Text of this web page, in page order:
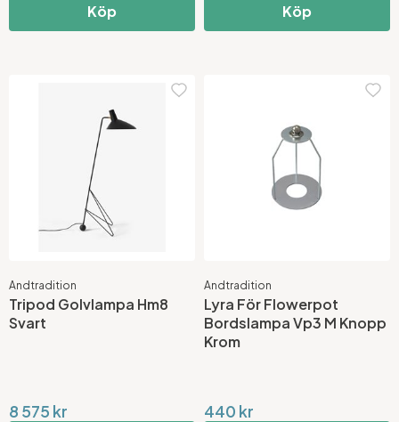
Köp Köp
Andtradition
Tripod Golvlampa Hm8
Svart
8 575 kr
Andtradition
Lyra För Flowerpot
Bordslampa Vp3 M Knopp
Krom
440 kr